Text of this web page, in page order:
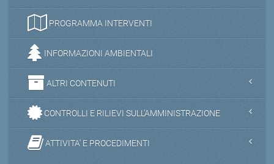
PROGRAMMA INTERVENTI
INFORMAZIONI AMBIENTALI
ALTRI CONTENUTI
CONTROLLI E RILIEVI SULL'AMMINISTRAZIONE
ATTIVITA' E PROCEDIMENTI